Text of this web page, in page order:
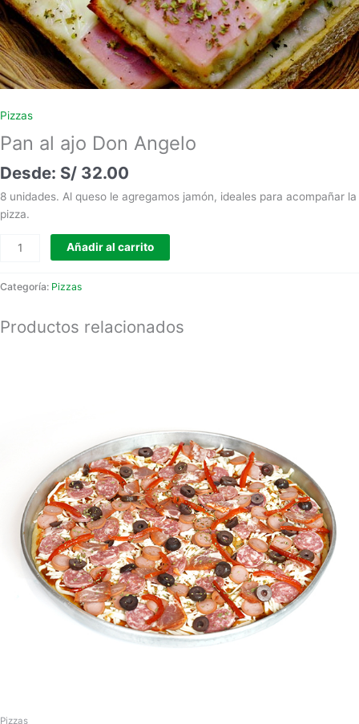
Pizzas
Pan al ajo Don Angelo
S/ 32.00
8 unidades. Al queso le agregamos jamón, ideales para acompañar la
pizza.
Añadir al carrito
Categoría: Pizzas
Productos relacionados
Pizzas